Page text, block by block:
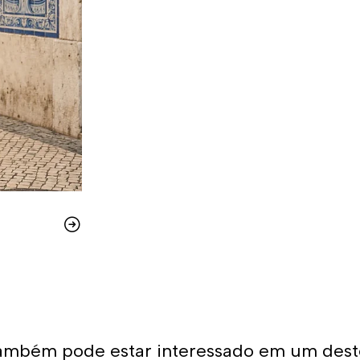
pode estar interessado em um